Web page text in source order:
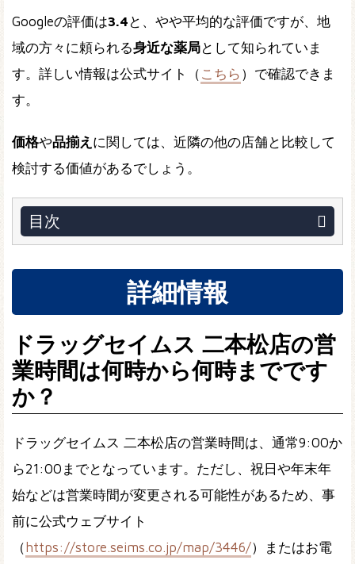
Googleの評価は3.4 と、やや平均的な評価ですが、地
域の方々に頼られる身近な薬局として知られていま
す。詳しい情報は公式サイト（ こちら ）で確認できま
す。
価格や品揃え に関しては、近隣の他の店舗と比較して
検討する価値があるでしょう。
目次
詳細情報
ドラッグセイムス 二本松店の営
業時間は何時から何時までです
か？
ドラッグセイムス 二本松店の営業時間は、通常9:00か
ら21:00までとなっています。ただし、祝日や年末年
始などは営業時間が変更される可能性があるため、事
前に公式ウェブサイト
（https://store.seims.co.jp/map/3446/）またはお電